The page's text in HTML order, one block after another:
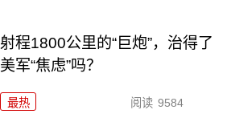
射程1800公里的“巨炮”，治得了
美军“焦虑”吗？
最热 阅读 9584